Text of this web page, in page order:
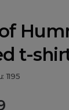
t-
1195